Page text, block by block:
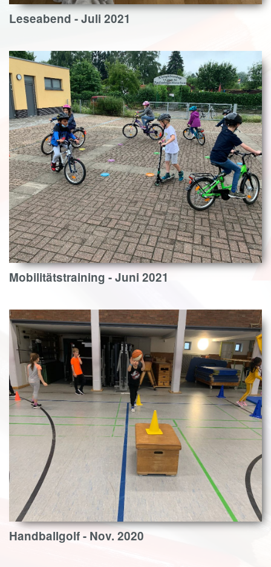
Leseabend - Juli 2021
Mobilitätstraining - Juni 2021
Handballgolf - Nov. 2020